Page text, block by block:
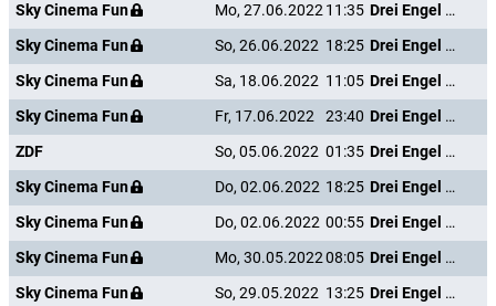
Sky Cinema Fun
Mo, 27.06.202211:35
Drei Engel für Charlie - Volle Power
Sky Cinema Fun
So, 26.06.2022 18:25
Drei Engel für Charlie - Volle Power
Sky Cinema Fun
Sa, 18.06.2022 11:05
Drei Engel für Charlie - Volle Power
Sky Cinema Fun
Fr, 17.06.2022 23:40
Drei Engel für Charlie - Volle Power
ZDF
So, 05.06.2022 01:35
Drei Engel für Charlie - Volle Power
Sky Cinema Fun
Do, 02.06.2022 18:25
Drei Engel für Charlie - Volle Power
Sky Cinema Fun
Do, 02.06.2022 00:55
Drei Engel für Charlie - Volle Power
Sky Cinema Fun
Mo, 30.05.202208:05
Drei Engel für Charlie - Volle Power
Sky Cinema Fun
So, 29.05.2022 13:25
Drei Engel für Charlie - Volle Power